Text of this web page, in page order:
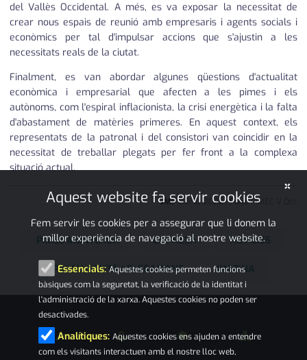
del Vallès Occidental. A més, es va exposar la necessitat de
crear nous espais de reunió amb empresaris i agents socials i
econòmics per tal d'impulsar accions que s'ajustin a les
necessitats reals de la ciutat.
Finalment, es van abordar algunes qüestions d'actualitat
econòmica i empresarial que afecten a les pimes i els
autònoms, com l'espiral inflacionista, la crisi energètica i la falta
d'abastament de matèries primeres. En aquest context, els
representats de la patronal i del consistori van coincidir en la
necessitat de treballar plegats per fer front a la complexa
situació actual.
JMP06 •10•2022|Font:PIMEC V Occ
PIMEC MONTCADA EMPRESA NOTÍCIES
PALAU-SOLITÀ I PLEGAMANS L'ALZINA
×
Aquest website fa servir cookies
Fem servir les cookies per a assegurar que li donem la
millor experiència de navegació al nostre website.
Essencials: Aquestes cookies permeten funcions
bàsiques com la seguretat, la verificació de la identitat i
l'administració de la xarxa. Aquestes cookies no poden ser
desactivades.
Analítiques: Aquestes cookies ens ajuden a entendre
com els visitants interactuen amb el nostre lloc web,